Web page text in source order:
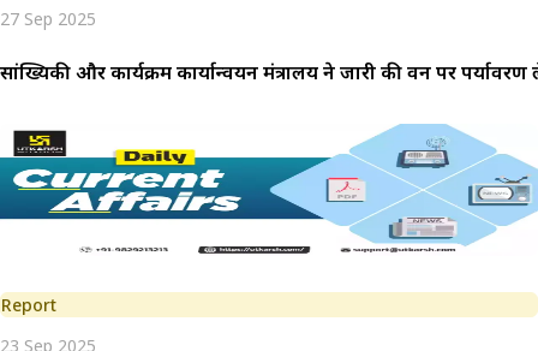
27 Sep 2025
सांख्यिकी और कार्यक्रम कार्यान्वयन मंत्रालय ने जारी की वन पर पर्यावरण
Report
23 Sep 2025